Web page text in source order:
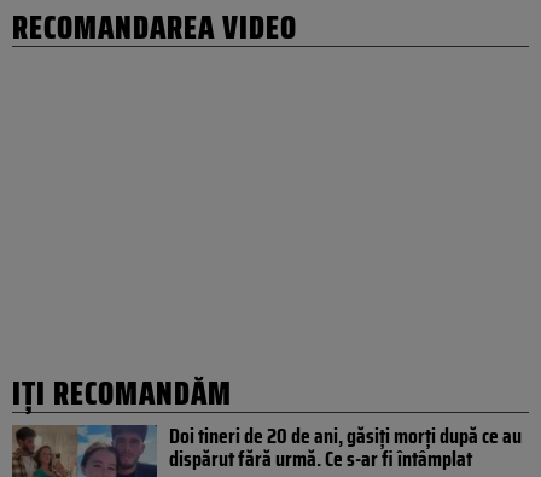
RECOMANDAREA VIDEO
IȚI RECOMANDĂM
Doi tineri de 20 de ani, găsiți morți după ce au
dispărut fără urmă. Ce s-ar fi întâmplat